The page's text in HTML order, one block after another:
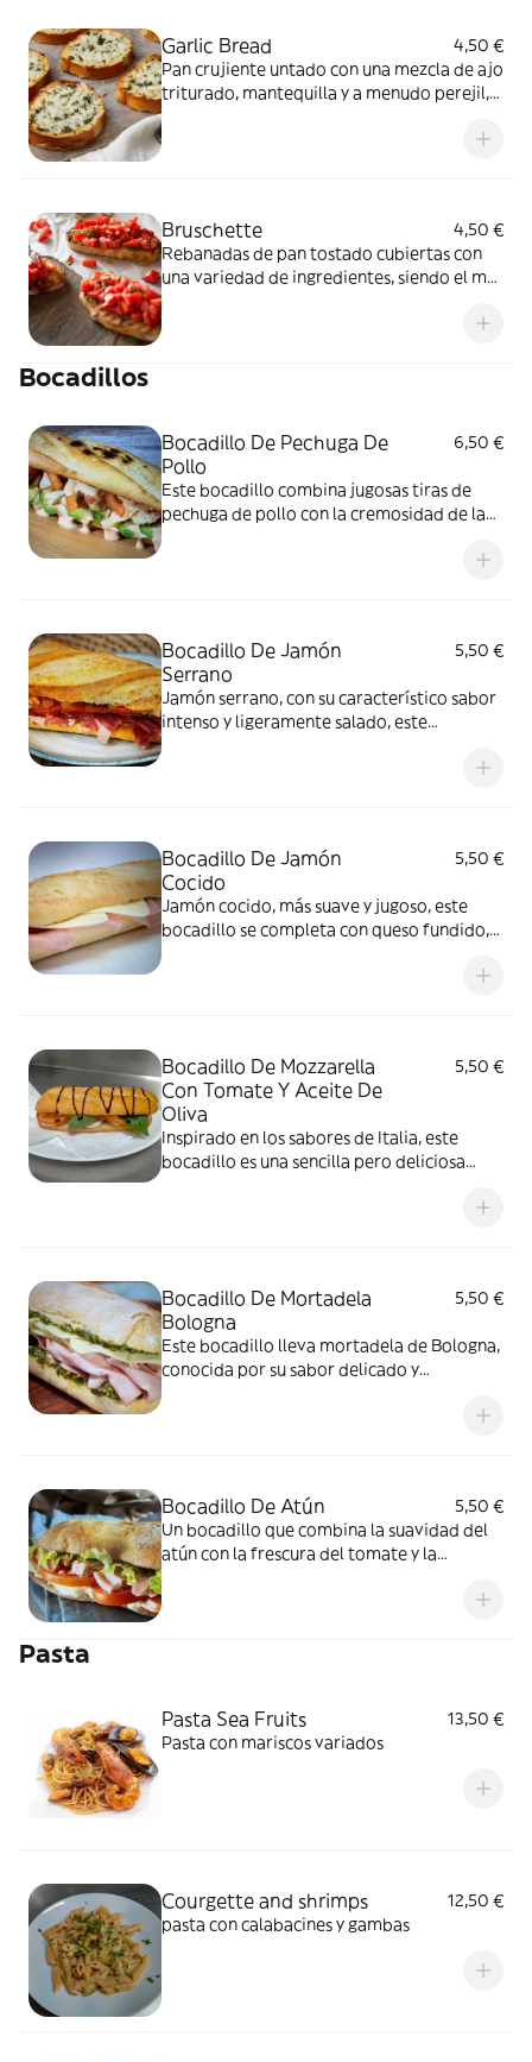
Garlic Bread
4,50 €
Pan crujiente untado con una mezcla de ajo
triturado, mantequilla y a menudo perejil,
aromático. Es un acompañamiento popular
Bruschette
4,50 €
Rebanadas de pan tostado cubiertas con
una variedad de ingredientes, siendo el más
Bocadillos
Bocadillo De Pechuga De
Pollo
6,50 €
Este bocadillo combina jugosas tiras de
pechuga de pollo con la cremosidad de la
mezcla de hojas verdes para la ensalada. Es
Bocadillo De Jamón
Serrano
5,50 €
Jamón serrano, con su característico sabor
intenso y ligeramente salado, este
Bocadillo De Jamón
Cocido
5,50 €
Jamón cocido, más suave y jugoso, este
bocadillo se completa con queso fundido,
Bocadillo De Mozzarella
Con Tomate Y Aceite De
Oliva
5,50 €
Inspirado en los sabores de Italia, este
bocadillo es una sencilla pero deliciosa
suave, tomate jugoso, un toque de aceite
Bocadillo De Mortadela
Bologna
5,50 €
Este bocadillo lleva mortadela de Bologna,
conocida por su sabor delicado y
queso y tomate. Es una opción ideal para
Bocadillo De Atún
5,50 €
Un bocadillo que combina la suavidad del
atún con la frescura del tomate y la
la mayonesa. Es nutritivo, rico en proteínas
Pasta
Pasta Sea Fruits
13,50 €
Pasta con mariscos variados
Courgette and shrimps
12,50 €
pasta con calabacines y gambas